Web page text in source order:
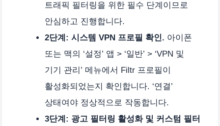
트래픽 필터링을 위한 필수 단계이므로
안심하고 진행합니다.
2단계: 시스템 VPN 프로필 확인. 아이폰
또는 맥의 ‘설정’ 앱 > ‘일반’ > ‘VPN 및
기기 관리’ 메뉴에서 Filtr 프로필이
활성화되었는지 확인합니다. ‘연결’
상태여야 정상적으로 작동합니다.
3단계: 광고 필터링 활성화 및 커스텀 필터